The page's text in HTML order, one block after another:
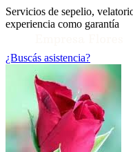
Servicios de sepelio,
experiencia como garantía
¿Buscás asistencia?